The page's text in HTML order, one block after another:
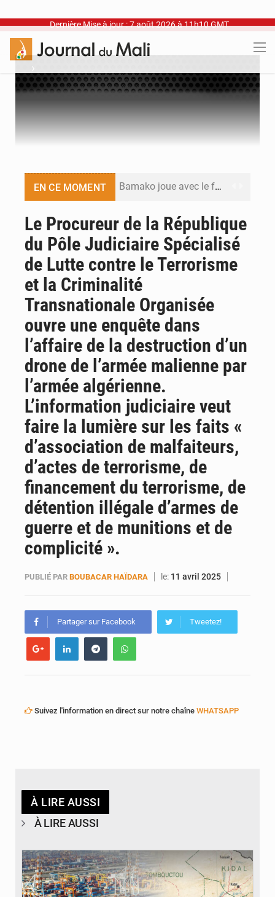
Dernière Mise à jour : 7 août 2026 à 11h10 GMT
›
EN CE MOMENT Bamako joue avec le feu
Blanchisseries à Bamako : la traçabilité du linge en question
Dr Abdrahamane Tamboura, économiste
Ports ouest-africains : la bataille du fret sahélien
Le Procureur de la République
du Pôle Judiciaire Spécialisé
de Lutte contre le Terrorisme
et la Criminalité
Transnationale Organisée
ouvre une enquête dans
l’affaire de la destruction d’un
drone de l’armée malienne par
l’armée algérienne.
L’information judiciaire veut
faire la lumière sur les faits «
d’association de malfaiteurs,
d’actes de terrorisme, de
financement du terrorisme, de
détention illégale d’armes de
guerre et de munitions et de
complicité ».
PUBLIÉ PAR BOUBACAR HAÏDARA le: 11 avril 2025
Partager sur Facebook Tweetez!
Suivez l'information en direct sur notre chaîne WHATSAPP
À LIRE AUSSI
À LIRE AUSSI
© JDM